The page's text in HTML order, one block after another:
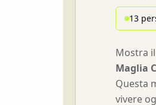
13
Mostra
Maglia
Questa
vivere